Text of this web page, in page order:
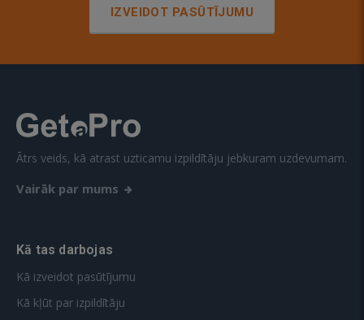
IZVEIDOT PASŪTĪJUMU
Ātrs veids, kā atrast uzticamu izpildītāju jebkuram uzdevumam.
Vairāk par mums
Kā tas darbojas
Kā izveidot pasūtījumu
Kā kļūt par izpildītāju